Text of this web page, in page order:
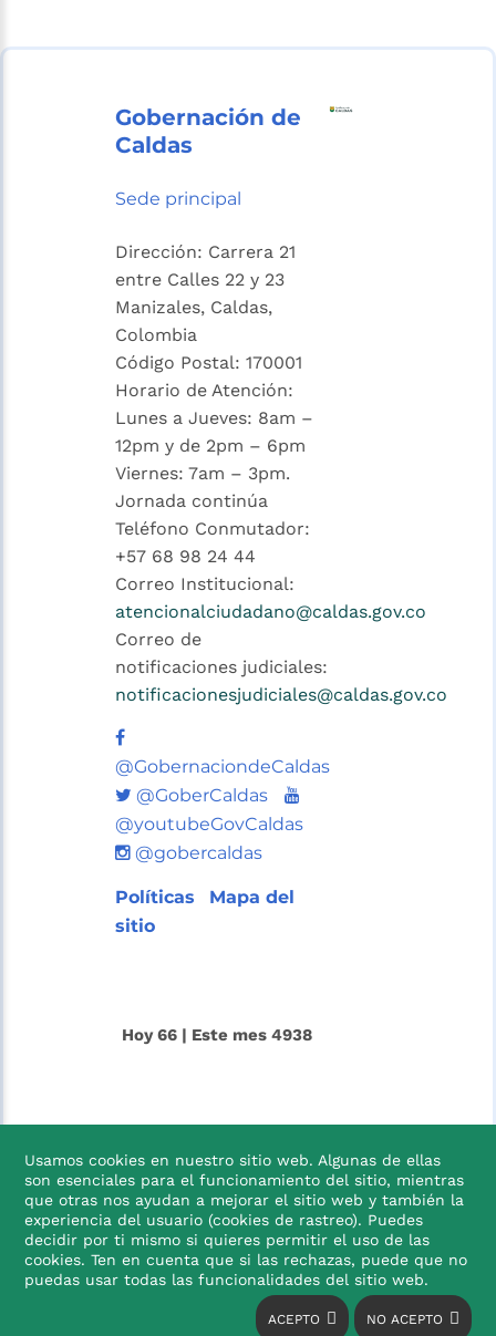
Gobernación de
Caldas
Sede principal
Dirección: Carrera 21
entre Calles 22 y 23
Manizales, Caldas,
Colombia
Código Postal: 170001
Horario de Atención:
Lunes a Jueves: 8am –
12pm y de 2pm – 6pm
Viernes: 7am – 3pm.
Jornada continúa
Teléfono Conmutador:
+57 68 98 24 44
Correo Institucional:
atencionalciudadano@caldas.gov.co
Correo de
notificaciones judiciales:
notificacionesjudiciales@caldas.gov.co
@GobernaciondeCaldas
Twitter
@GoberCaldas
Youtube
@youtubeGovCaldas
@gobercaldas
Políticas
Mapa del
sitio
Hoy 66 | Este mes 4938

Usamos cookies en nuestro sitio web. Algunas de ellas
son esenciales para el funcionamiento del sitio, mientras
que otras nos ayudan a mejorar el sitio web y también la
experiencia del usuario (cookies de rastreo). Puedes
decidir por ti mismo si quieres permitir el uso de las
cookies. Ten en cuenta que si las rechazas, puede que no
puedas usar todas las funcionalidades del sitio web.
ACEPTO NO ACEPTO